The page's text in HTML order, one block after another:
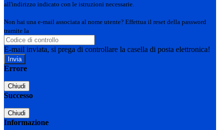
all'indirizzo indicato con le istruzioni necessarie.
Non hai una e-mail associata al nome utente? Effettua il reset della password
tramite la
E-mail inviata, si prega di controllare la casella di posta elettronica!
Errore
Chiudi
Successo
Chiudi
Informazione